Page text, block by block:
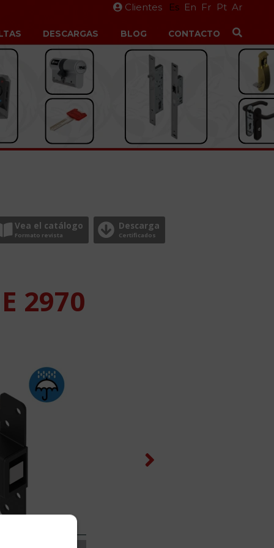
Clientes Es En Fr Pt Ar
DESCARGAS BLOG CONTACTO
Vea el catálogo
Formato revista
Descarga
Certificados
2970